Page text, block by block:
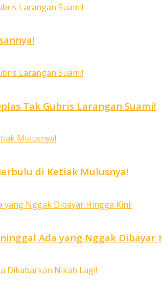
Tak Gubris Larangan Suami!
di Ketiak Mulusnya!
Ada yang Nggak Dibayar